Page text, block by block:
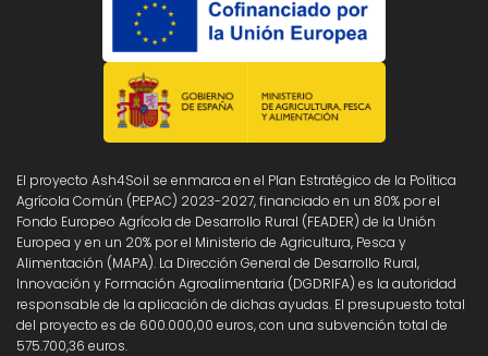
El proyecto Ash4Soil se enmarca en el Plan Estratégico de la Política
Agrícola Común (PEPAC) 2023-2027, financiado en un 80% por el
Fondo Europeo Agrícola de Desarrollo Rural (FEADER) de la Unión
Europea y en un 20% por el Ministerio de Agricultura, Pesca y
Alimentación (MAPA). La Dirección General de Desarrollo Rural,
Innovación y Formación Agroalimentaria (DGDRIFA) es la autoridad
responsable de la aplicación de dichas ayudas. El presupuesto total
del proyecto es de 600.000,00 euros, con una subvención total de
575.700,36 euros.